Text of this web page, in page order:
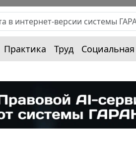
Практика Труд